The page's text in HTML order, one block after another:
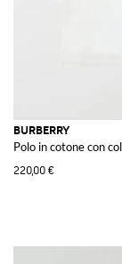
BURBERRY
Polo in cotone con
220,00 €